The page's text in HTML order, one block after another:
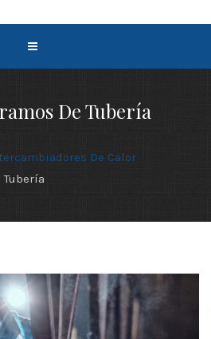
De Tubería
De Calor
Tubería